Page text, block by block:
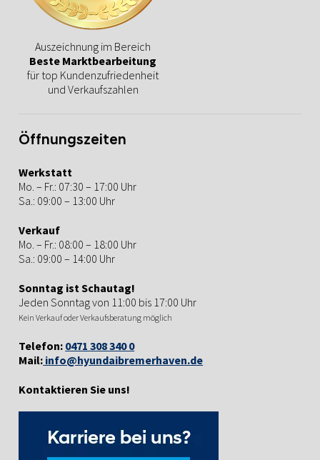
Auszeichnung im Bereich
Beste Marktbearbeitung
für top Kundenzufriedenheit
und Verkaufszahlen
Öffnungszeiten
Werkstatt
Mo. – Fr.: 07:30 – 17:00 Uhr
Sa.: 09:00 – 13:00 Uhr
Verkauf
Mo. – Fr.: 08:00 – 18:00 Uhr
Sa.: 09:00 – 14:00 Uhr
Sonntag ist Schautag!
Jeden Sonntag von 11:00 bis 17:00 Uhr
Kein Verkauf oder Verkaufsberatung möglich
Telefon: 0471 308 340 0
Mail: info@hyundaibremerhaven.de
Kontaktieren Sie uns!